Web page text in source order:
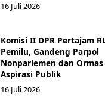
16 Juli 2026
Komisi II DPR Pertajam
Pemilu, Gandeng Parpol
Nonparlemen dan Ormas
Aspirasi Publik
16 Juli 2026